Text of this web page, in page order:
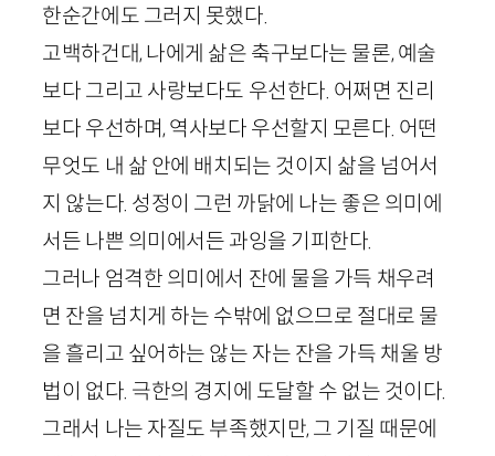
한순간에도 그러지 못했다.
고백하건대, 나에게 삶은 축구보다는 물론, 예술
보다 그리고 사랑보다도 우선한다. 어쩌면 진리
보다 우선하며, 역사보다 우선할지 모른다. 어떤
무엇도 내 삶 안에 배치되는 것이지 삶을 넘어서
지 않는다. 성정이 그런 까닭에 나는 좋은 의미에
서든 나쁜 의미에서든 과잉을 기피한다.
그러나 엄격한 의미에서 잔에 물을 가득 채우려
면 잔을 넘치게 하는 수밖에 없으므로 절대로 물
을 흘리고 싶어하는 않는 자는 잔을 가득 채울 방
법이 없다. 극한의 경지에 도달할 수 없는 것이다.
그래서 나는 자질도 부족했지만, 그 기질 때문에